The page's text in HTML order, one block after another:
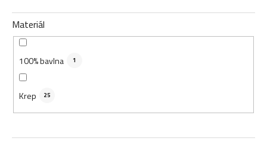
Materiál
100% bavlna 1
Krep 25